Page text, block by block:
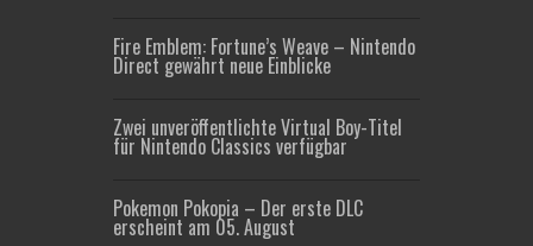
Fire Emblem: Fortune’s Weave – Nintendo
Direct gewährt neue Einblicke
Zwei unveröffentlichte Virtual Boy-Titel
für Nintendo Classics verfügbar
Pokemon Pokopia – Der erste DLC
erscheint am 05. August